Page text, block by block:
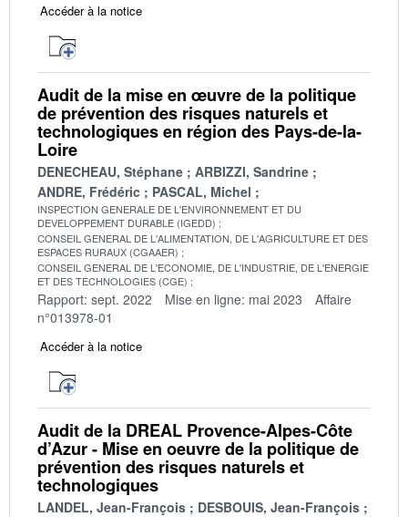
Accéder à la notice
Audit de la mise en œuvre de la politique
de prévention des risques naturels et
technologiques en région des Pays-de-la-
Loire
DENECHEAU, Stéphane
ARBIZZI, Sandrine
ANDRE, Frédéric
PASCAL, Michel
INSPECTION GENERALE DE L'ENVIRONNEMENT ET DU
DEVELOPPEMENT DURABLE (IGEDD)
CONSEIL GENERAL DE L'ALIMENTATION, DE L'AGRICULTURE ET DES
ESPACES RURAUX (CGAAER)
CONSEIL GENERAL DE L'ECONOMIE, DE L'INDUSTRIE, DE L'ENERGIE
ET DES TECHNOLOGIES (CGE)
Rapport: sept. 2022 Mise en ligne: mai 2023
Affaire
n°013978-01
Accéder à la notice
Audit de la DREAL Provence-Alpes-Côte
d’Azur - Mise en oeuvre de la politique de
prévention des risques naturels et
technologiques
LANDEL, Jean-François DESBOUIS, Jean-François